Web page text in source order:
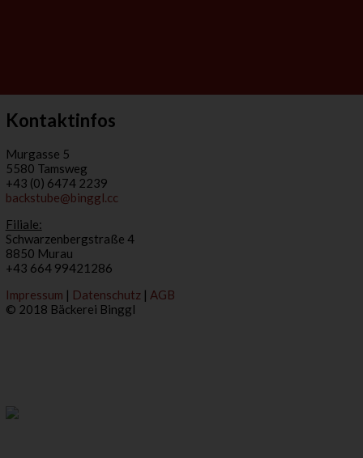
Kontaktinfos
Murgasse 5
5580 Tamsweg
+43 (0) 6474 2239
backstube@binggl.cc
Filiale:
Schwarzenbergstraße 4
8850 Murau
+43 664 99421286
Impressum | Datenschutz| AGB
© 2018 Bäckerei Binggl